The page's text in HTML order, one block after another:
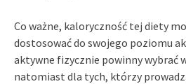
Co ważne, kaloryczność tej diety
dostosować do swojego poziomu
aktywne fizycznie powinny wybrać
natomiast dla tych, którzy